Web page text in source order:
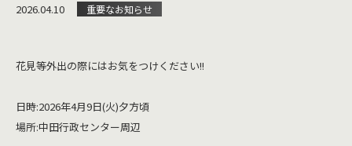
2026.04.10 重要なお知らせ
花見等外出の際にはお気をつけください!!
日時:2026年4月9日(火)夕方頃
場所:中田行政センター周辺